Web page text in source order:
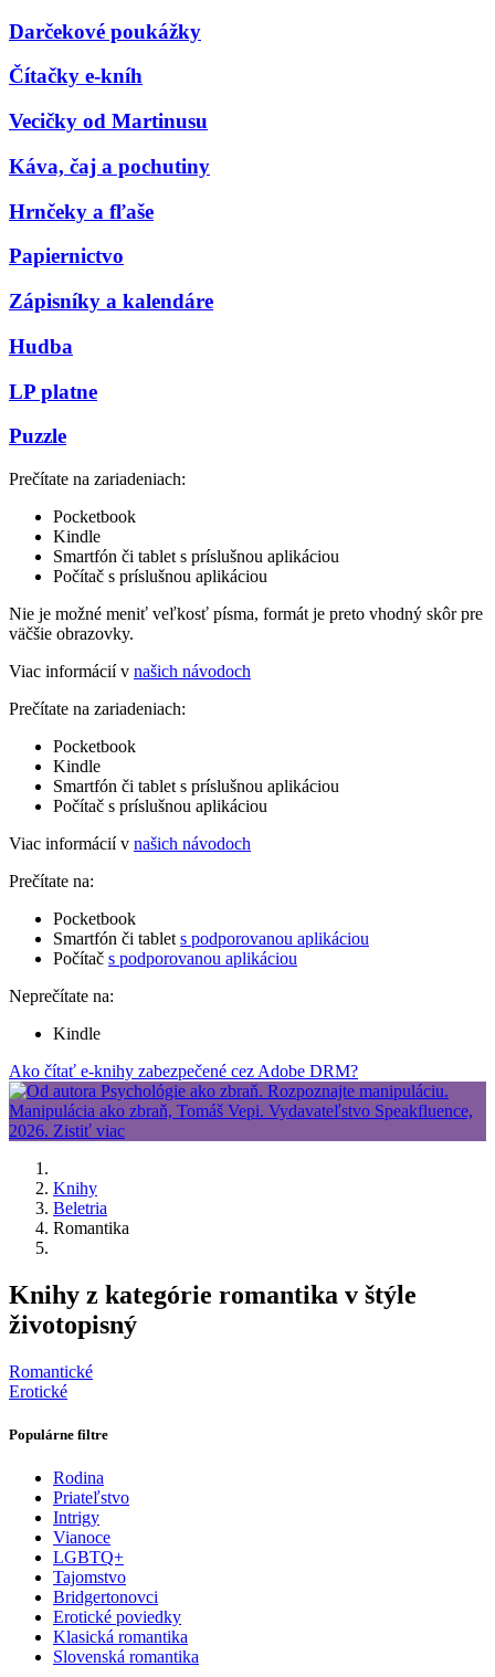
Darčekové poukážky
Čítačky e-kníh
Vecičky od Martinusu
Káva, čaj a pochutiny
Hrnčeky a fľaše
Papiernictvo
Zápisníky a kalendáre
Hudba
LP platne
Puzzle
Prečítate na zariadeniach:
Pocketbook
Kindle
Smartfón či tablet s príslušnou aplikáciou
Počítač s príslušnou aplikáciou
Nie je možné meniť veľkosť písma, formát je preto vhodný skôr pre
väčšie obrazovky.
Viac informácií v našich návodoch
Prečítate na zariadeniach:
Pocketbook
Kindle
Smartfón či tablet s príslušnou aplikáciou
Počítač s príslušnou aplikáciou
Viac informácií v našich návodoch
Prečítate na:
Pocketbook
Smartfón či tablet s podporovanou aplikáciou
Počítač s podporovanou aplikáciou
Neprečítate na:
Kindle
Ako čítať e-knihy zabezpečené cez Adobe DRM?
Knihy
Beletria
Romantika
Knihy z kategórie romantika v štýle
životopisný
Romantické
Erotické
Populárne filtre
Rodina
Priateľstvo
Intrigy
Vianoce
LGBTQ+
Tajomstvo
Bridgertonovci
Erotické poviedky
Klasická romantika
Slovenská romantika